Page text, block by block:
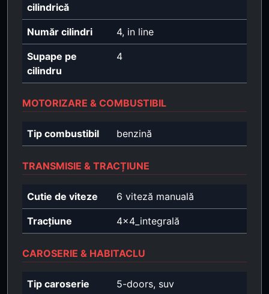
cilindrică
Număr cilindri 4, in line
Supape pe
cilindru
4
MOTORIZARE & COMBUSTIBIL
Tip combustibil benzină
TRANSMISIE & TRACȚIUNE
Cutie de viteze 6 viteză manuală
Tracțiune 4x4_integrală
CAROSERIE & HABITACLU
Tip caroserie 5-doors, suv